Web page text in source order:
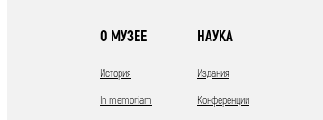
О МУЗЕЕ
История
In memoriam
НАУКА
Издания
Конференции